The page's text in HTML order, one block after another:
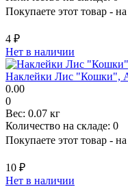
Покупаете этот товар - на
4 ₽
Нет в наличии
Наклейки Лис "Кошки",
0.00
0
Вес: 0.07 кг
Количество на складе: 0
Покупаете этот товар - на
10 ₽
Нет в наличии